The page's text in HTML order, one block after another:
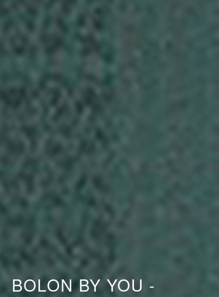
BOLON BY YOU -